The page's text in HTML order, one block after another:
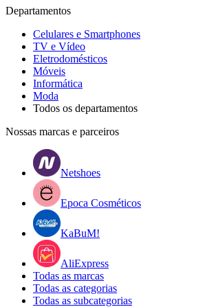
Departamentos
Celulares e Smartphones
TV e Vídeo
Eletrodomésticos
Móveis
Informática
Moda
Todos os departamentos
Nossas marcas e parceiros
Netshoes
Epoca Cosméticos
KaBuM!
AliExpress
Todas as marcas
Todas as categorias
Todas as subcategorias